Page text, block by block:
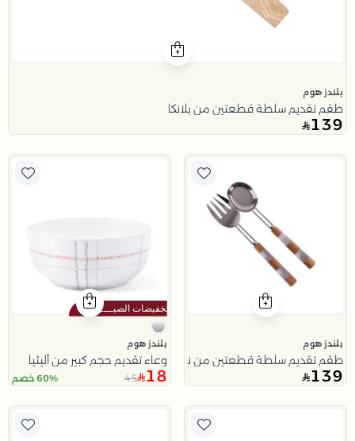
بلندز هوم
طقم تقديم سلطة قطعتين من بلانكا
139
بلندز هوم
طقم تقديم سلطة قطعتين من نورسين
139
بلندز هوم
وعاء تقديم حجم كبير من أليثيا
18
45 60% خصم